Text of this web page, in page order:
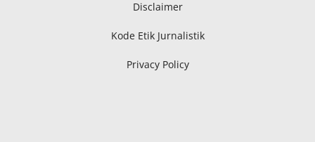
Disclaimer
Kode Etik Jurnalistik
Privacy Policy